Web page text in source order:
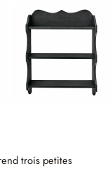
trois petites